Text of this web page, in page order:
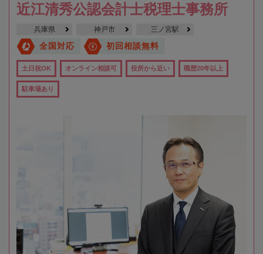
近江清秀公認会計士税理士事務所
兵庫県 神戸市 三ノ宮駅
全国対応 初回相談無料
土日祝OK オンライン相談可 役所から近い 職歴20年以上
駐車場あり